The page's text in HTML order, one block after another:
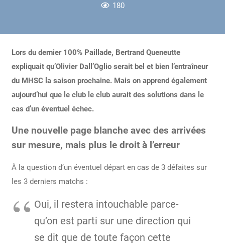
180
Lors du dernier 100% Paillade, Bertrand Queneutte
expliquait qu’Olivier Dall’Oglio serait bel et bien l’entraîneur
du MHSC la saison prochaine. Mais on apprend également
aujourd’hui que le club le club aurait des solutions dans le
cas d’un éventuel échec.
Une nouvelle page blanche avec des arrivées
sur mesure, mais plus le droit à l’erreur
À la question d’un éventuel départ en cas de 3 défaites sur
les 3 derniers matchs :
Oui, il restera intouchable parce-
qu’on est parti sur une direction qui
se dit que de toute façon cette